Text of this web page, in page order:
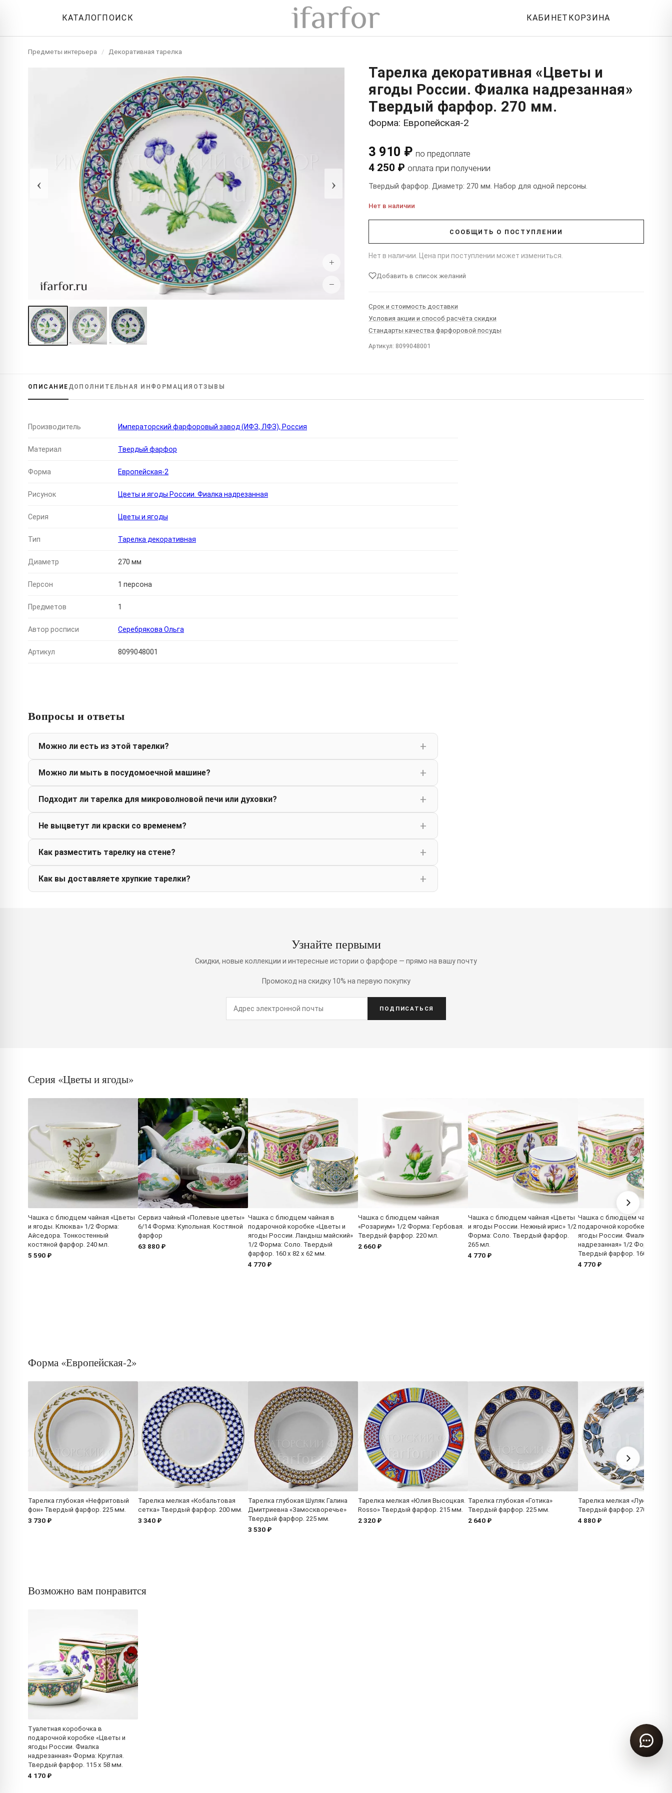
КАТАЛОГПОИСК КАБИНЕТ КОРЗИНА
Предметы интерьера / Декоративная тарелка
‹ ›
+
−
Тарелка декоративная «Цветы и
ягоды России. Фиалка надрезанная»
Твердый фарфор. 270 мм.
Форма: Европейская-2
3 910 ₽ по предоплате
4 250 ₽ оплата при получении
Твердый фарфор. Диаметр: 270 мм. Набор для одной персоны.
Нет в наличии
СООБЩИТЬ О ПОСТУПЛЕНИИ
Нет в наличии. Цена при поступлении может измениться.
Добавить в список желаний
Срок и стоимость доставки
Условия акции и способ расчёта скидки
Стандарты качества фарфоровой посуды
Артикул: 8099048001
ОПИСАНИЕ ДОПОЛНИТЕЛЬНАЯ ИНФОРМАЦИЯ ОТЗЫВЫ
Производитель Императорский фарфоровый завод (ИФЗ, ЛФЗ), Россия
Материал Твердый фарфор
Форма Европейская-2
Рисунок Цветы и ягоды России. Фиалка надрезанная
Серия Цветы и ягоды
Тип Тарелка декоративная
Диаметр 270 мм
Персон 1 персона
Предметов 1
Автор росписи Серебрякова Ольга
Артикул 8099048001
Вопросы и ответы
Можно ли есть из этой тарелки?
Можно ли мыть в посудомоечной машине?
Подходит ли тарелка для микроволновой печи или духовки?
Не выцветут ли краски со временем?
Как разместить тарелку на стене?
Как вы доставляете хрупкие тарелки?
Узнайте первыми
Скидки, новые коллекции и интересные истории о фарфоре — прямо на вашу почту
Промокод на скидку 10% на первую покупку
ПОДПИСАТЬСЯ
Серия «Цветы и ягоды»
Чашка с блюдцем чайная «Цветы
и ягоды. Клюква» 1/2 Форма:
Айседора. Тонкостенный
костяной фарфор. 240 мл.
5 590 ₽
Сервиз чайный «Полевые цветы»
6/14 Форма: Купольная. Костяной
фарфор
63 880 ₽
Чашка с блюдцем чайная в
подарочной коробке «Цветы и
ягоды России. Ландыш майский»
1/2 Форма: Соло. Твердый
фарфор. 160 x 82 x 62 мм.
4 770 ₽
Чашка с блюдцем чайная
«Розариум» 1/2 Форма: Гербовая.
Твердый фарфор. 220 мл.
2 660 ₽
Чашка с блюдцем чайная «Цветы
и ягоды России. Нежный ирис» 1/2
Форма: Соло. Твердый фарфор.
265 мл.
4 770 ₽
Чашка с блюдцем чайная в
подарочной коробке «Цветы
ягоды России. Фиалка
надрезанная» 1/2 Форма:
Твердый фарфор. 160 x 82 x
4 770 ₽
Форма «Европейская-2»
Тарелка глубокая «Нефритовый
фон» Твердый фарфор. 225 мм.
3 730 ₽
Тарелка мелкая «Кобальтовая
сетка» Твердый фарфор. 200 мм.
3 340 ₽
Тарелка глубокая Шуляк Галина
Дмитриевна «Замоскворечье»
Твердый фарфор. 225 мм.
3 530 ₽
Тарелка мелкая «Юлия Высоцкая.
Rosso» Твердый фарфор. 215 мм.
2 320 ₽
Тарелка глубокая «Готика»
Твердый фарфор. 225 мм.
2 640 ₽
Тарелка мелкая «Лунный»
Твердый фарфор. 270 мм.
4 880 ₽
Возможно вам понравится
Туалетная коробочка в
подарочной коробке «Цветы и
ягоды России. Фиалка
надрезанная» Форма: Круглая.
Твердый фарфор. 115 x 58 мм.
4 170 ₽